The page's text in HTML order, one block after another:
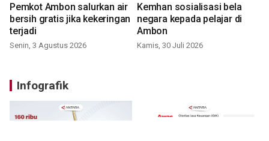
Pemkot Ambon salurkan air
bersih gratis jika kekeringan
terjadi
Senin, 3 Agustus 2026
Kemhan sosialisasi bela
negara kepada pelajar di
Ambon
Kamis, 30 Juli 2026
Infografik